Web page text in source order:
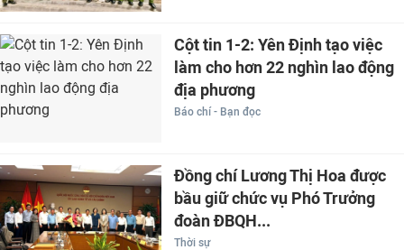
Cột tin 1-2: Yên Định tạo việc
làm cho hơn 22 nghìn lao động
địa phương
Báo chí - Bạn đọc
Đồng chí Lương Thị Hoa được
bầu giữ chức vụ Phó Trưởng
đoàn ĐBQH...
Thời sự